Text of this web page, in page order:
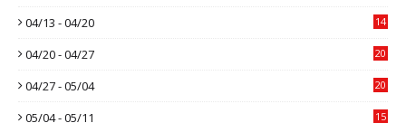
04/13 - 04/20 14
04/20 - 04/27 20
04/27 - 05/04 20
05/04 - 05/11 15